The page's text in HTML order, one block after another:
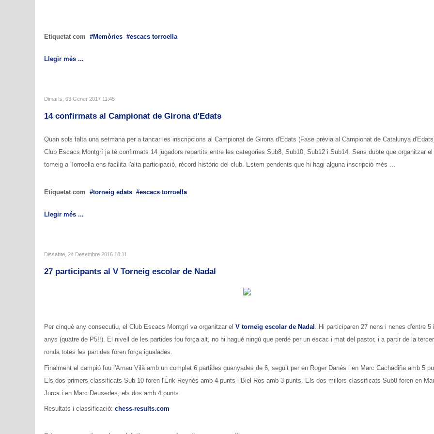
Etiquetat com Memòries escacs torroella
Llegir més ...
Dimarts, 03 Gener 2017 11:45
14 confirmats al Campionat de Girona d'Edats
Quan sols falta una setmana per a tancar les inscripcions al Campionat de Girona d'Edats (Fase prèvia al Campionat de Catalunya
Club Escacs Montgrí ja té confirmats 14 jugadors repartits entre les categories Sub8, Sub10, Sub12 i Sub14. Sens dubte que organitzar el
torneig a Torroella ens facilita l'alta participació, rècord històric del club. Estem pendents que hi hagi alguna inscripció més ...
Etiquetat com torneig edats escacs torroella
Llegir més ...
Dissabte, 24 Desembre 2016 18:11
27 participants al V Torneig escolar de Nadal
Per cinquè any consecutiu, el Club Escacs Montgrí va organitzar el V torneig escolar de Nadal . Hi participaren 27 nens i nenes d'entre 5
anys (quatre de P5!!). El nivell de les partides fou força alt, no hi hagué ningú que perdé per un escac i mat del pastor, i a partir de la
ronda totes les partides foren força igualades.
Finalment el campió fou l'Arnau Vilà amb un complet 6 partides guanyades de 6, seguit per en Roger Danés i en Marc Cachadiña amb 5
Els dos primers classificats Sub 10 foren l'Èrik Reynés amb 4 punts i Biel Ros amb 3 punts. Els dos millors classificats Sub8 foren en
Jurca i en Marc Deusedes, els dos amb 4 punts.
Resultats i classificació: chess-results.com